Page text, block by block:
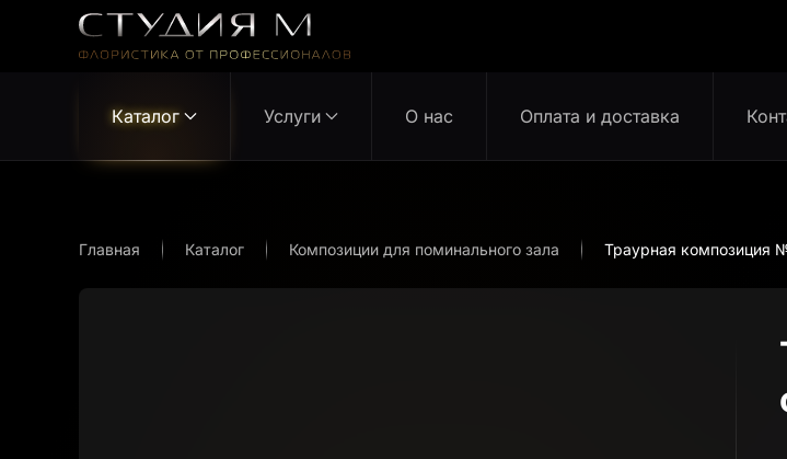
Перейти к содержимому
Каталог Услуги О нас Оплата и доставка
Главная Каталог Композиции для поминального зала Траурная композиция